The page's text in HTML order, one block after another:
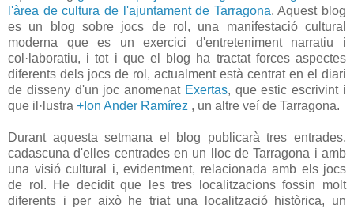
l'àrea de cultura de l'ajuntament de Tarragona. Aquest blog
es un blog sobre jocs de rol, una manifestació cultural
moderna que es un exercici d'entreteniment narratiu i
col·laboratiu, i tot i que el blog ha tractat forces aspectes
diferents dels jocs de rol, actualment està centrat en el diari
de disseny d'un joc anomenat Exertas, que estic escrivint i
que il·lustra +Ion Ander Ramírez , un altre veí de Tarragona.
Durant aquesta setmana el blog publicarà tres entrades,
cadascuna d'elles centrades en un lloc de Tarragona i amb
una visió cultural i, evidentment, relacionada amb els jocs
de rol. He decidit que les tres localitzacions fossin molt
diferents i per això he triat una localització històrica, un